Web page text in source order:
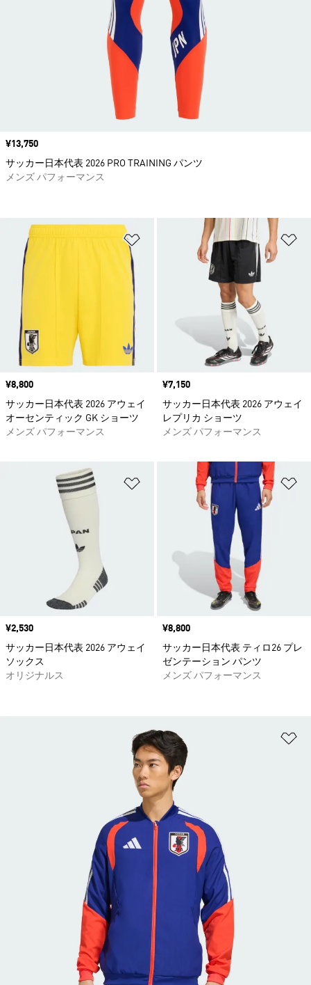
ほしいものリストに追加
価格
¥8,800
サッカー日本代表 2026 アウェイ
オーセンティック GK ショーツ
メンズ パフォーマンス
価格
¥7,150
サッカー日本代表 2026 アウェイ
レプリカ ショーツ
メンズ パフォーマンス
ほしいものリストに追加
価格
¥2,530
サッカー日本代表 2026 アウェイ
ソックス
オリジナルス
価格
¥8,800
サッカー日本代表 ティロ26 プレ
ゼンテーション パンツ
メンズ パフォーマンス
価格
¥13,750
サッカー日本代表 2026 PRO TRAINING パンツ
メンズ パフォーマンス